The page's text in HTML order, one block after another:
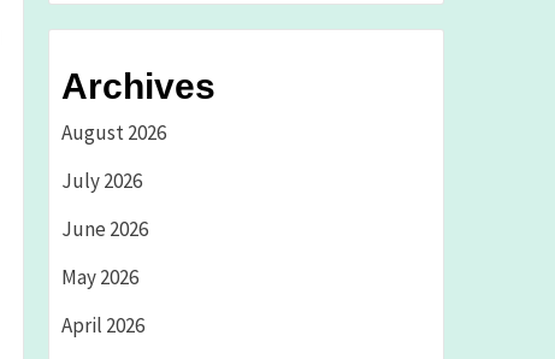
Archives
August 2026
July 2026
June 2026
May 2026
April 2026